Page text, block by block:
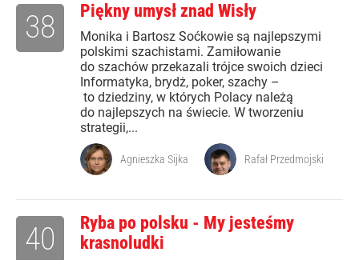
Piękny umysł znad Wisły
Monika i Bartosz Soćkowie są najlepszymi
polskimi szachistami. Zamiłowanie
do szachów przekazali trójce swoich dzieci
Informatyka, brydż, poker, szachy –
to dziedziny, w których Polacy należą
do najlepszych na świecie. W tworzeniu
strategii,...
38
Agnieszka Sijka Rafał Przedmojski
Ryba po polsku - My jesteśmy
krasnoludki
40